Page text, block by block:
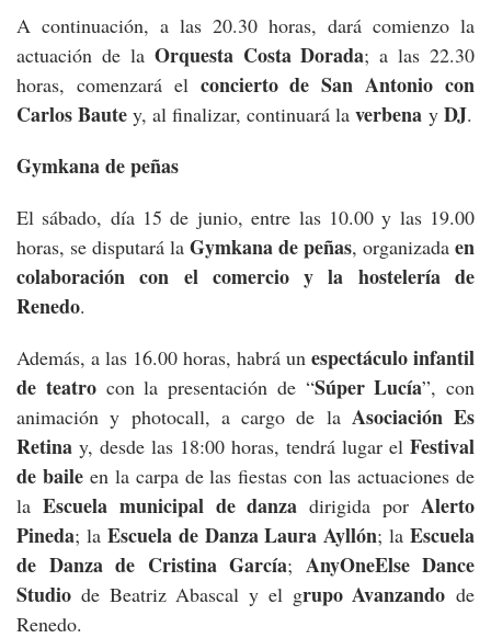
A continuación, a las 20.30 horas, dará comienzo la
actuación de la Orquesta Costa Dorada; a las 22.30
horas, comenzará el concierto de San Antonio con
Carlos Baute y, al finalizar, continuará la verbena y DJ.
Gymkana de peñas
El sábado, día 15 de junio, entre las 10.00 y las 19.00
horas, se disputará la Gymkana de peñas, organizada en
colaboración con el comercio y la hostelería de
Renedo.
Además, a las 16.00 horas, habrá un espectáculo infantil
de teatrocon la presentación de “Súper Lucía”, con
animación y photocall, a cargo de la Asociación Es
Retina y, desde las 18:00 horas, tendrá lugar el Festival
de baileen la carpa de las fiestas con las actuaciones de
la Escuela municipal de danza dirigida por Alerto
Pineda; la Escuela de Danza Laura Ayllón; la Escuela
de Danza de Cristina García; AnyOneElse Dance
Studio de Beatriz Abascal y el grupo Avanzando de
Renedo.